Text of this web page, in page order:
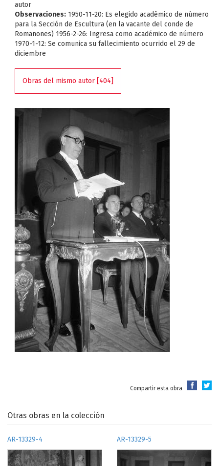
autor
Observaciones: 1950-11-20: Es elegido académico de número
para la Sección de Escultura (en la vacante del conde de
Romanones) 1956-2-26: Ingresa como académico de número
1970-1-12: Se comunica su fallecimiento ocurrido el 29 de
diciembre
Obras del mismo autor [404]
Compartir esta obra
Otras obras en la colección
AR-13329-4 AR-13329-5